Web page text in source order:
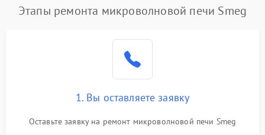
Появление запаха гари Подробнее →
2200 ₽
Не работают сенсорные
Этапы ремонта микроволновой печи Smeg
1. Вы оставляете заявку
Оставьте заявку на ремонт микроволновой печи Smeg